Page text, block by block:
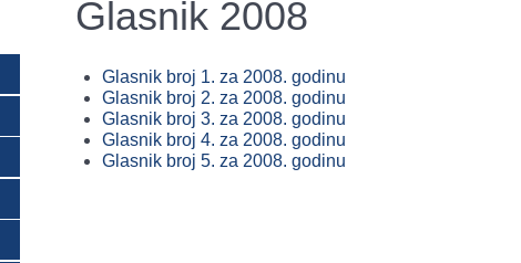
Glasnik 2008
Glasnik broj 1. za 2008. godinu
Glasnik broj 2. za 2008. godinu
Glasnik broj 3. za 2008. godinu
Glasnik broj 4. za 2008. godinu
Glasnik broj 5. za 2008. godinu